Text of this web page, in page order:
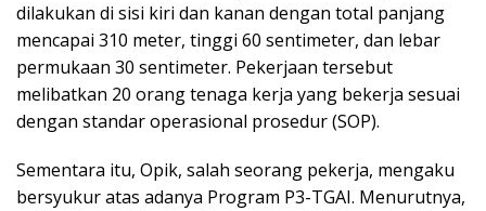
dilakukan di sisi kiri dan kanan dengan total panjang
mencapai 310 meter, tinggi 60 sentimeter, dan lebar
permukaan 30 sentimeter. Pekerjaan tersebut
melibatkan 20 orang tenaga kerja yang bekerja sesuai
dengan standar operasional prosedur (SOP).
Sementara itu, Opik, salah seorang pekerja, mengaku
bersyukur atas adanya Program P3-TGAI. Menurutnya,